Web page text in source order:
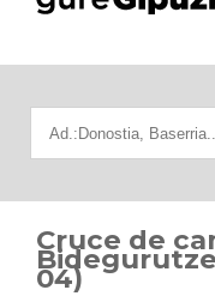
Cruce de
04)